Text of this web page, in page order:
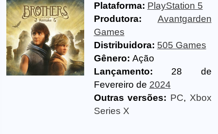
Plataforma: PlayStation 5
Produtora:
Avantgarden
Games
Distribuidora: 505 Games
Gênero: Ação
Lançamento: 28 de
Fevereiro de 2024
Outras versões: PC, Xbox
Series X